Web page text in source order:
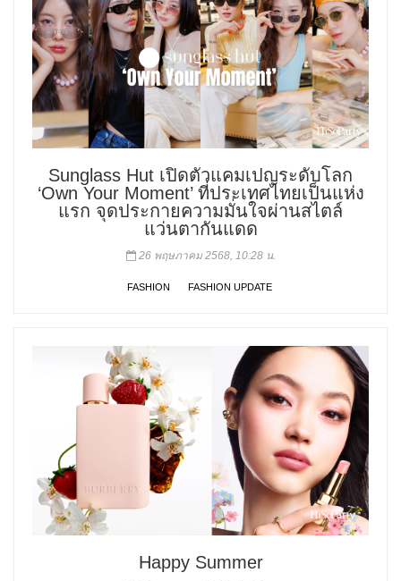
Sunglass Hut เปิดตัวแคมเปญระดับโลก
‘Own Your Moment’ ที่ประเทศไทยเป็นแห่ง
แรก จุดประกายความมั่นใจผ่านสไตล์
แว่นตากันแดด
26 พฤษภาคม 2568, 10:28 น.
FASHION FASHION UPDATE
Happy Summer